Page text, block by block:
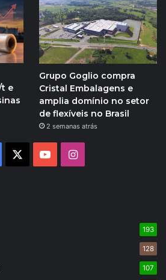
t e
Grupo Goglio compra
Cristal Embalagens e
amplia domínio no setor
de flexíveis no Brasil
2 semanas atrás
YouTubeInstagram
193
128
107